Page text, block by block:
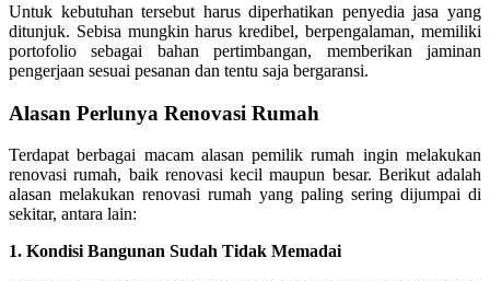
Untuk kebutuhan tersebut harus diperhatikan penyedia jasa yang
ditunjuk. Sebisa mungkin harus kredibel, berpengalaman, memiliki
portofolio sebagai bahan pertimbangan, memberikan jaminan
pengerjaan sesuai pesanan dan tentu saja bergaransi.
Alasan Perlunya Renovasi Rumah
Terdapat berbagai macam alasan pemilik rumah ingin melakukan
renovasi rumah, baik renovasi kecil maupun besar. Berikut adalah
alasan melakukan renovasi rumah yang paling sering dijumpai di
sekitar, antara lain:
1. Kondisi Bangunan Sudah Tidak Memadai